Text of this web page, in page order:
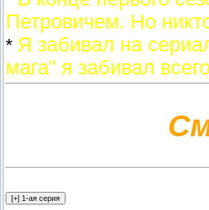
Петровичем. Но
* Я забивал на
мага" я забивал